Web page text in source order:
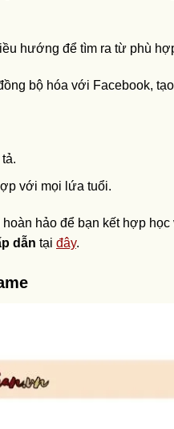
hướng để tìm ra từ phù
bộ hóa với Facebook,
với mọi lứa tuổi.
hảo để bạn kết hợp
dẫn tại đây.